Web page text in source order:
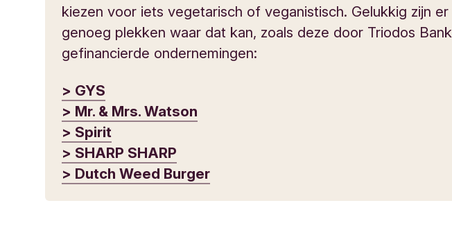
kiezen voor iets vegetarisch of veganistisch. Gelukkig zijn er
genoeg plekken waar dat kan, zoals deze door Triodos Bank
gefinancierde ondernemingen:
> GYS
> Mr. & Mrs. Watson
> Spirit
> SHARP SHARP
> Dutch Weed Burger